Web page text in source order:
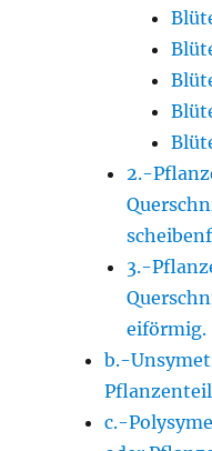
2.-
3.-
eiförmig.
b.-
c.-